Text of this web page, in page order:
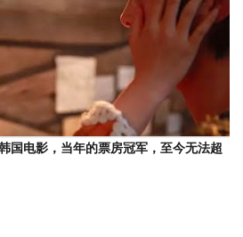
国电影，当年的票房冠军，至今无法超